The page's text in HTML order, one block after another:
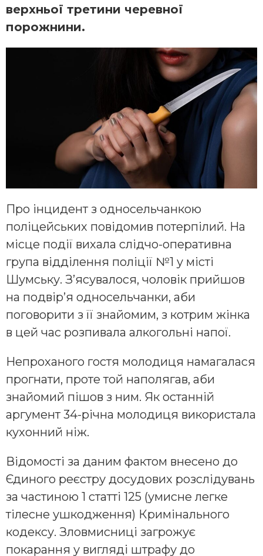
верхньої третини черевної
порожнини.
Про інцидент з односельчанкою
поліцейських повідомив потерпілий. На
місце події вихала слідчо-оперативна
група відділення поліції №1 у місті
Шумську. З’ясувалося, чоловік прийшов
на подвір’я односельчанки, аби
поговорити з її знайомим, з котрим жінка
в цей час розпивала алкогольні напої.
Непроханого гостя молодиця намагалася
прогнати, проте той наполягав, аби
знайомий пішов з ним. Як останній
аргумент 34-річна молодиця використала
кухонний ніж.
Відомості за даним фактом внесено до
Єдиного реєстру досудових розслідувань
за частиною 1 статті 125 (умисне легке
тілесне ушкодження) Кримінального
кодексу. Зловмисниці загрожує
покарання у вигляді штрафу до